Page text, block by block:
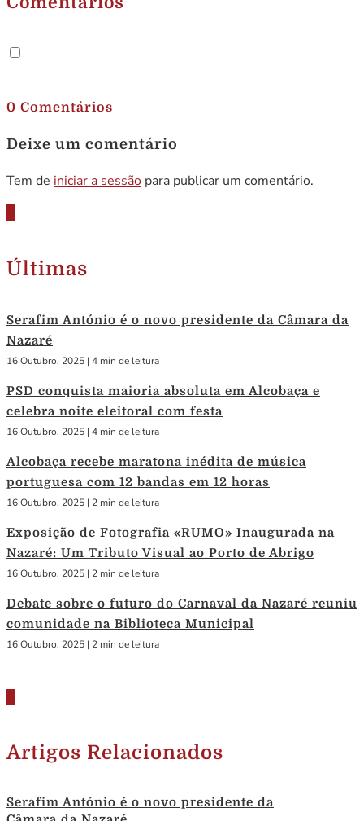
0 Comentários
Deixe um comentário
Tem de iniciar a sessão para publicar um comentário.
Últimas
Serafim António é o novo presidente da Câmara da
Nazaré
16 Outubro, 2025 | 4 min de leitura
PSD conquista maioria absoluta em Alcobaça e
celebra noite eleitoral com festa
16 Outubro, 2025 | 4 min de leitura
Alcobaça recebe maratona inédita de música
portuguesa com 12 bandas em 12 horas
16 Outubro, 2025 | 2 min de leitura
Exposição de Fotografia «RUMO» Inaugurada na
Nazaré: Um Tributo Visual ao Porto de Abrigo
16 Outubro, 2025 | 2 min de leitura
Debate sobre o futuro do Carnaval da Nazaré reuniu
comunidade na Biblioteca Municipal
16 Outubro, 2025 | 2 min de leitura
Artigos Relacionados
Serafim António é o novo presidente da